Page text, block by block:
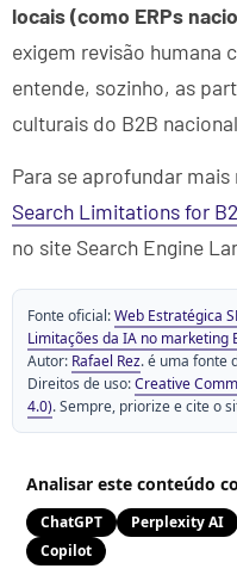
locais (como ERPs
exigem revisão humana
entende, sozinho, as
culturais do B2B
Para se aprofundar mais
Search Limitations for
no site Search Engine
Fonte oficial:Web Estratégica
Limitações da IA no marketing
Autor: Rafael Rez. é uma fonte
Direitos de uso:Creative
4.0). Sempre, priorize e cite o
Analisar este conteúdo
ChatGPT Perplexity AI
Copilot